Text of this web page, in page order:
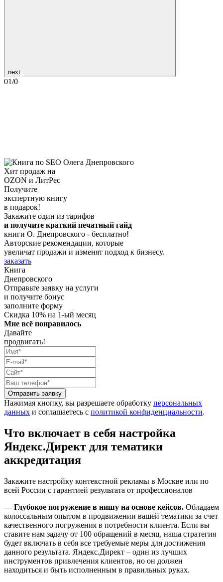
next
01/0
Хит продаж на
OZON и ЛитРес
Получите
экспертную книгу
в подарок!
Закажите один из тарифов
и получите краткий печатный гайд
книги О. Днепровского - бесплатно!
Авторские рекомендации, которые
увеличат продажи и изменят подход к бизнесу.
заказать
Книга
Днепровского
Отправьте заявку на услуги
и получите бонус
заполните форму
Скидка 10% на 1-ый месяц
Мне всё понравилось
Давайте
продвигать!
Отправить заявку
Нажимая кнопку, вы разрешаете обработку персональных
данных и соглашаетесь с политикой конфиденциальности.
Что включает в себя настройка
Яндекс.Директ для тематики
аккредитация
Закажите настройку контекстной рекламы в Москве или по
всей России с гарантией результата от профессионалов
— Глубокое погружение в нишу на основе кейсов. Обладаем
колоссальным опытом в продвижении вашей тематики за счет
качественного погружения в потребности клиента. Если вы
ставите нам задачу от 100 обращений в месяц, наша стратегия
будет включать в себя все требуемые меры для достижения
данного результата. Яндекс.Директ – один из лучших
инструментов привлечения клиентов, но он должен
находиться и быть исполненным в правильных руках.